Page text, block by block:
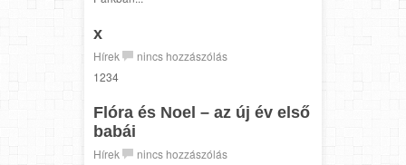
x
Hírek
nincs hozzászólás
1234
Flóra és Noel – az új év első
babái
Hírek
nincs hozzászólás